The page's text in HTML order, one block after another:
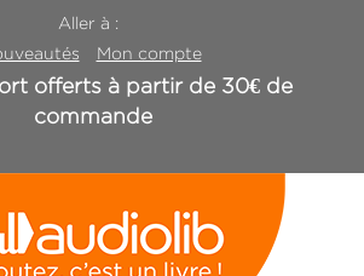
Aller à :
Mon compte
offerts à partir de 30€ de
commande